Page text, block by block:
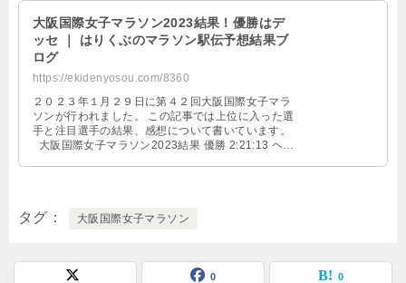
大阪国際女子マラソン2023結果！優勝はデ
ッセ ｜ はりくぶのマラソン駅伝予想結果ブ
ログ
https://ekidenyosou.com/8360
２０２３年１月２９日に第４２回大阪国際女子マラ
ソンが行われました。 この記事では上位に入った選
手と注目選手の結果、感想について書いています。
大阪国際女子マラソン2023結果 優勝 2:21:13 ヘヴ
タグ 大阪国際女子マラソン
0 0